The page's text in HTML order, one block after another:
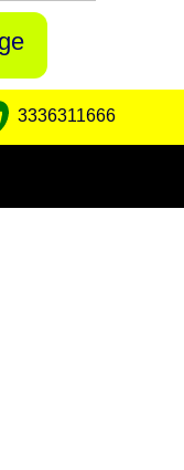
3336311666